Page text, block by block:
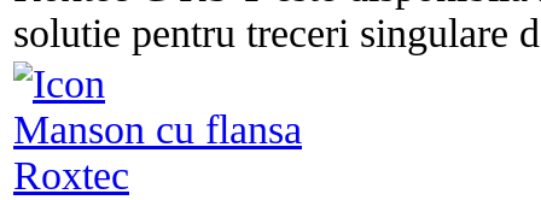
solutie pentru treceri singulare
Manson cu flansa
Roxtec